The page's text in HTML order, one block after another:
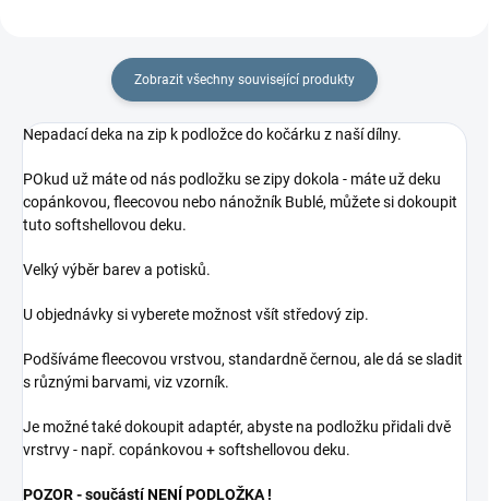
Zobrazit všechny související produkty
Nepadací deka na zip k podložce do kočárku z naší dílny.
POkud už máte od nás podložku se zipy dokola - máte už deku
copánkovou, fleecovou nebo nánožník Bublé, můžete si dokoupit
tuto softshellovou deku.
Velký výběr barev a potisků.
U objednávky si vyberete možnost všít středový zip.
Podšíváme fleecovou vrstvou, standardně černou, ale dá se sladit
s různými barvami, viz vzorník.
Je možné také dokoupit adaptér, abyste na podložku přidali dvě
vrstrvy - např. copánkovou + softshellovou deku.
POZOR - součástí NENÍ PODLOŽKA !